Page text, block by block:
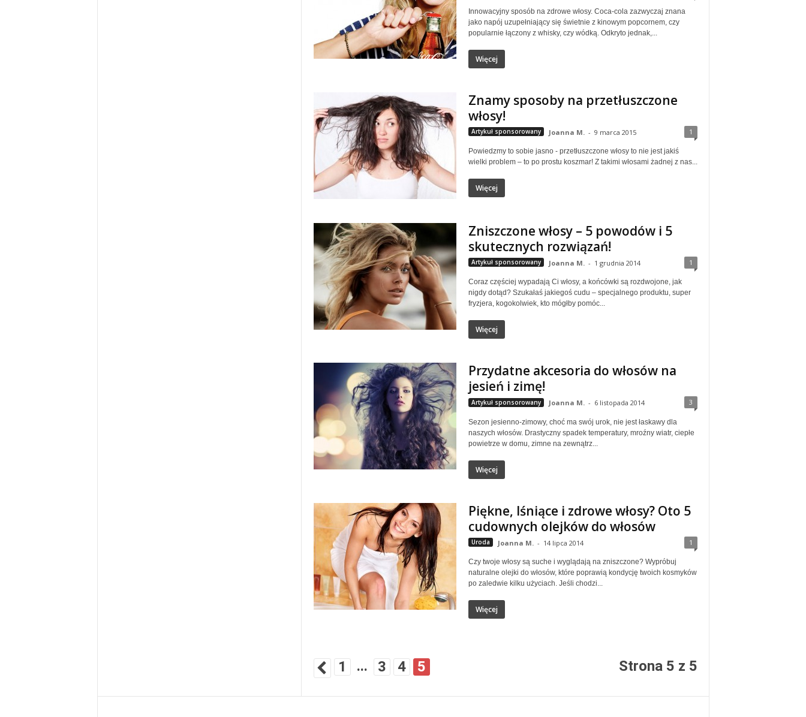
Innowacyjny sposób na zdrowe włosy. Coca-cola zazwyczaj znana
jako napój uzupełniający się świetnie z kinowym popcornem, czy
popularnie łączony z whisky, czy wódką. Odkryto jednak,...
Więcej
Znamy sposoby na przetłuszczone
włosy!
Artykuł sponsorowany Joanna M. - 9 marca 2015 1
Powiedzmy to sobie jasno - przetłuszczone włosy to nie jest jakiś
wielki problem – to po prostu koszmar! Z takimi włosami żadnej z nas...
Więcej
Zniszczone włosy – 5 powodów i 5
skutecznych rozwiązań!
Artykuł sponsorowany Joanna M. - 1 grudnia 2014 1
Coraz częściej wypadają Ci włosy, a końcówki są rozdwojone, jak
nigdy dotąd? Szukałaś jakiegoś cudu – specjalnego produktu, super
fryzjera, kogokolwiek, kto mógłby pomóc...
Więcej
Przydatne akcesoria do włosów na
jesień i zimę!
Artykuł sponsorowany Joanna M. - 6 listopada 2014 3
Sezon jesienno-zimowy, choć ma swój urok, nie jest łaskawy dla
naszych włosów. Drastyczny spadek temperatury, mroźny wiatr, ciepłe
powietrze w domu, zimne na zewnątrz...
Więcej
Piękne, lśniące i zdrowe włosy? Oto 5
cudownych olejków do włosów
Uroda Joanna M. - 14 lipca 2014 1
Czy twoje włosy są suche i wyglądają na zniszczone? Wypróbuj
naturalne olejki do włosów, które poprawią kondycję twoich kosmyków
po zaledwie kilku użyciach. Jeśli chodzi...
Więcej
1 ... 3 4 5 Strona 5 z 5